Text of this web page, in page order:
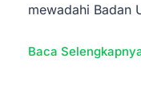
mewadahi Badan
Baca